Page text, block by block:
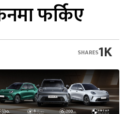
फर्किए
1K
SHARES